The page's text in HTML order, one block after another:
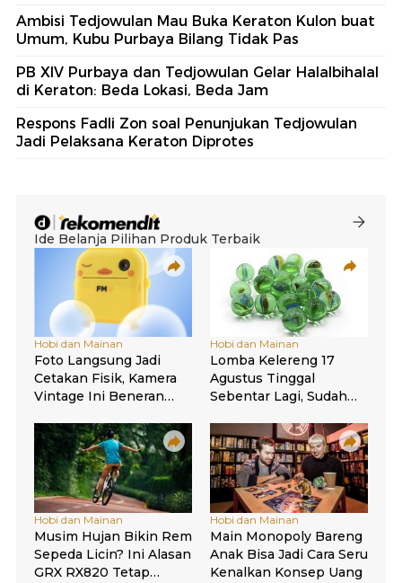
Ambisi Tedjowulan Mau Buka Keraton Kulon buat
Umum, Kubu Purbaya Bilang Tidak Pas
PB XIV Purbaya dan Tedjowulan Gelar Halalbihalal
di Keraton: Beda Lokasi, Beda Jam
Respons Fadli Zon soal Penunjukan Tedjowulan
Jadi Pelaksana Keraton Diprotes